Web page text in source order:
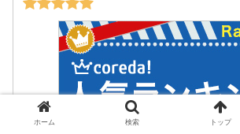
ホーム 検索 トップ